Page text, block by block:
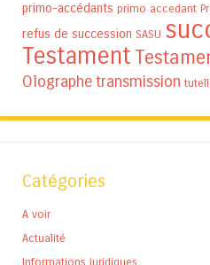
primo-accédants primo accedant
refus de succession SASU
Testament
Olographetransmission
Catégories
A voir
Actualité
Informations juridiques